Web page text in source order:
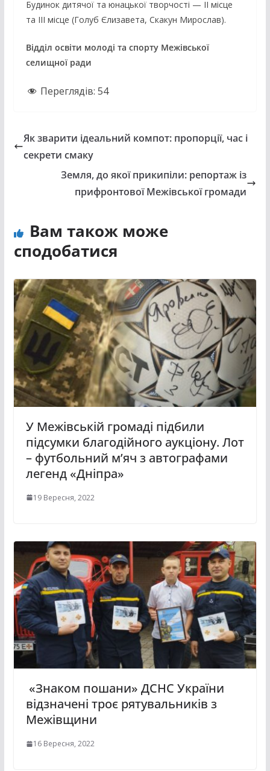
Будинок дитячої та юнацької творчості — ІІ місце
та ІІІ місце (Голуб Єлизавета, Скакун Мирослав).
Відділ освіти молоді та спорту Межівської
селищної ради
Переглядів: 54
Як зварити ідеальний компот: пропорції, час і
секрети смаку
Земля, до якої прикипіли: репортаж із
прифронтової Межівської громади
Вам також може
сподобатися
У Межівській громаді підбили
підсумки благодійного аукціону. Лот
– футбольний м’яч з автографами
легенд «Дніпра»
19 Вересня, 2022
«Знаком пошани» ДСНС України
відзначені троє рятувальників з
Межівщини
16 Вересня, 2022